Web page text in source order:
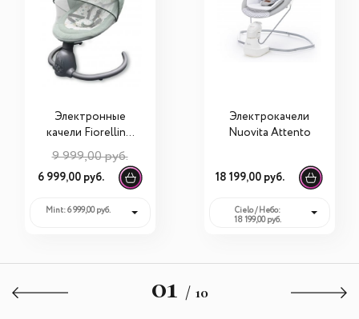
Электронные
качели Fiorellino
BSN001
9 999,00 руб.
6 999,00 руб.
Mint: 6 999,00 руб.
Электрокачели
Nuovita Attento
18 199,00 руб.
Cielo / Небо:
18 199,00 руб.
01 / 10